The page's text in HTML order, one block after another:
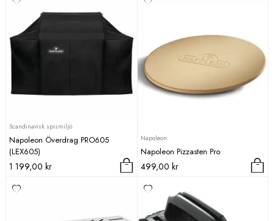
Scandinavisk spismiljö
Napoleon Överdrag PRO605
(LEX605)
1 199,00 kr
Napoleon
Napoleon Pizzasten Pro
499,00 kr